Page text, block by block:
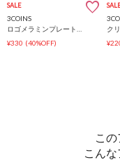
SALE
3COINS
¥330 (40%OFF)
こ
こん